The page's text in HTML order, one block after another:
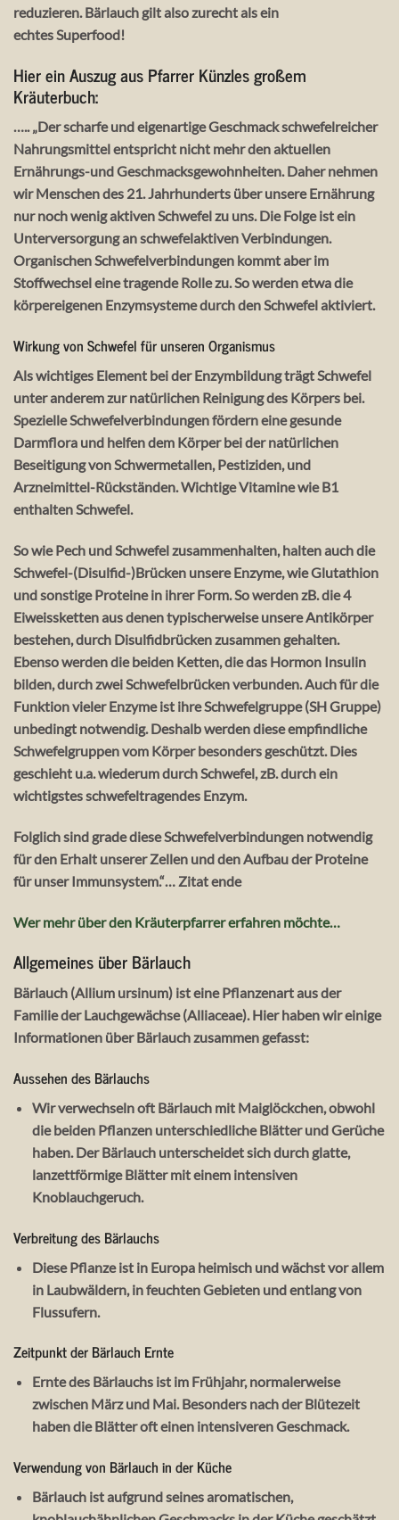
reduzieren. Bärlauch gilt also zurecht als ein
echtes Superfood!
Hier ein Auszug aus Pfarrer Künzles großem
Kräuterbuch:
….. „Der scharfe und eigenartige Geschmack schwefelreicher
Nahrungsmittel entspricht nicht mehr den aktuellen
Ernährungs-und Geschmacksgewohnheiten. Daher nehmen
wir Menschen des 21. Jahrhunderts über unsere Ernährung
nur noch wenig aktiven Schwefel zu uns. Die Folge ist ein
Unterversorgung an schwefelaktiven Verbindungen.
Organischen Schwefelverbindungen kommt aber im
Stoffwechsel eine tragende Rolle zu. So werden etwa die
körpereigenen Enzymsysteme durch den Schwefel aktiviert.
Wirkung von Schwefel für unseren Organismus
Als wichtiges Element bei der Enzymbildung trägt Schwefel
unter anderem zur natürlichen Reinigung des Körpers bei.
Spezielle Schwefelverbindungen fördern eine gesunde
Darmflora und helfen dem Körper bei der natürlichen
Beseitigung von Schwermetallen, Pestiziden, und
Arzneimittel-Rückständen. Wichtige Vitamine wie B1
enthalten Schwefel.
So wie Pech und Schwefel zusammenhalten, halten auch die
Schwefel-(Disulfid-)Brücken unsere Enzyme, wie Glutathion
und sonstige Proteine in ihrer Form. So werden zB. die 4
Eiweissketten aus denen typischerweise unsere Antikörper
bestehen, durch Disulfidbrücken zusammen gehalten.
Ebenso werden die beiden Ketten, die das Hormon Insulin
bilden, durch zwei Schwefelbrücken verbunden. Auch für die
Funktion vieler Enzyme ist ihre Schwefelgruppe (SH Gruppe)
unbedingt notwendig. Deshalb werden diese empfindliche
Schwefelgruppen vom Körper besonders geschützt. Dies
geschieht u.a. wiederum durch Schwefel, zB. durch ein
wichtigstes schwefeltragendes Enzym.
Folglich sind grade diese Schwefelverbindungen notwendig
für den Erhalt unserer Zellen und den Aufbau der Proteine
für unser Immunsystem.“… Zitat ende
Wer mehr über den Kräuterpfarrer erfahren möchte…
Allgemeines über Bärlauch
Bärlauch (Allium ursinum) ist eine Pflanzenart aus der
Familie der Lauchgewächse (Alliaceae). Hier haben wir einige
Informationen über Bärlauch zusammen gefasst:
Aussehen des Bärlauchs
Wir verwechseln oft Bärlauch mit Maiglöckchen, obwohl
die beiden Pflanzen unterschiedliche Blätter und Gerüche
haben. Der Bärlauch unterscheidet sich durch glatte,
lanzettförmige Blätter mit einem intensiven
Knoblauchgeruch.
Verbreitung des Bärlauchs
Diese Pflanze ist in Europa heimisch und wächst vor allem
in Laubwäldern, in feuchten Gebieten und entlang von
Flussufern.
Zeitpunkt der Bärlauch Ernte
Ernte des Bärlauchs ist im Frühjahr, normalerweise
zwischen März und Mai. Besonders nach der Blütezeit
haben die Blätter oft einen intensiveren Geschmack.
Verwendung von Bärlauch in der Küche
Bärlauch ist aufgrund seines aromatischen,